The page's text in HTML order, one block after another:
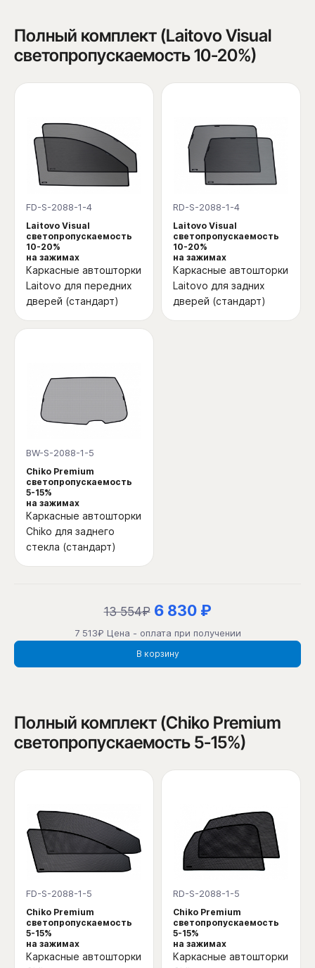
Полный комплект (Laitovo Visual
светопропускаемость 10-20%)
FD-S-2088-1-4
Laitovo Visual
светопропускаемость
10-20%
на зажимах
Каркасные автошторки
Laitovo для передних
дверей (стандарт)
RD-S-2088-1-4
Laitovo Visual
светопропускаемость
10-20%
на зажимах
Каркасные автошторки
Laitovo для задних
дверей (стандарт)
BW-S-2088-1-5
Chiko Premium
светопропускаемость
5-15%
на зажимах
Каркасные автошторки
Chiko для заднего
стекла (стандарт)
13 554₽ 6 830 ₽
7 513₽ Цена - оплата при получении
В корзину
Полный комплект (Chiko Premium
светопропускаемость 5-15%)
FD-S-2088-1-5
Chiko Premium
светопропускаемость
5-15%
на зажимах
Каркасные автошторки
RD-S-2088-1-5
Chiko Premium
светопропускаемость
5-15%
на зажимах
Каркасные автошторки